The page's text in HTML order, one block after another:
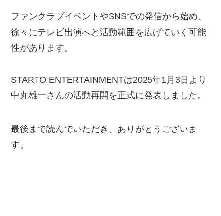
ファンクラブイベントやSNSでの発信から始め、
徐々にテレビ出演へと活動範囲を広げていく可能
性があります。
STARTO ENTERTAINMENTは2025年1月3日より
中丸雄一さんの活動再開を正式に発表しました。
最後まで読んでいただき、ありがとうございま
す。